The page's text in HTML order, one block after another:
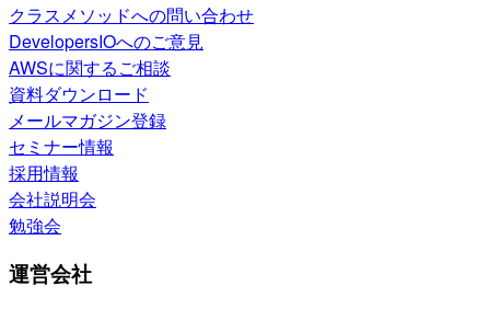
クラスメソッドへの問い合わせ
DevelopersIOへのご意見
AWSに関するご相談
資料ダウンロード
メールマガジン登録
セミナー情報
採用情報
会社説明会
勉強会
運営会社